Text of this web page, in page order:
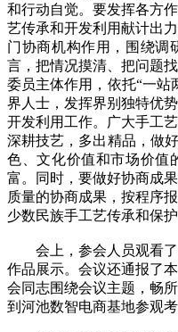
和行动自觉。要发挥各方
艺传承和开发利用献计出
门协商机构作用，围绕调
言，把情况摸清、把问题
委员主体作用，依托“一站
界人士，发挥界别独特优
开发利用工作。广大手工
深耕技艺，多出精品，做
色、文化价值和市场价值
富。同时，要做好协商成
质量的协商成果，按程序
少数民族手工艺传承和保
会上，参会人员观看了
作品展示。会议还通报了
会同志围绕会议主题，畅
到河池数智电商基地参观考